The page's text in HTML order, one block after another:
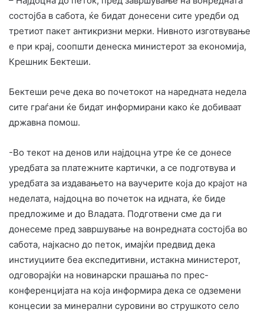
состојба в сабота, ќе бидат донесени сите уредби од
третиот пакет антикризни мерки. Нивното изготвување
е при крај, соопшти денеска министерот за економија,
Крешник Бектеши.
Бектеши рече дека во почетокот на наредната недела
сите граѓани ќе бидат информирани како ќе добиваат
државна помош.
-Во текот на денов или најдоцна утре ќе се донесе
уредбата за платежните картички, а се подготвува и
уредбата за издавањето на ваучерите која до крајот на
неделата, најдоцна во почеток на идната, ќе биде
предложиме и до Владата. Подготвени сме да ги
донесеме пред завршување на вонредната состојба во
сабота, најкасно до петок, имајќи предвид дека
инстиуциите беа експедитивни, истакна министерот,
одговорајќи на новинарски прашања по прес-
конференцијата на која информира дека се одземени
концесии за минерални суровини во струшкото село